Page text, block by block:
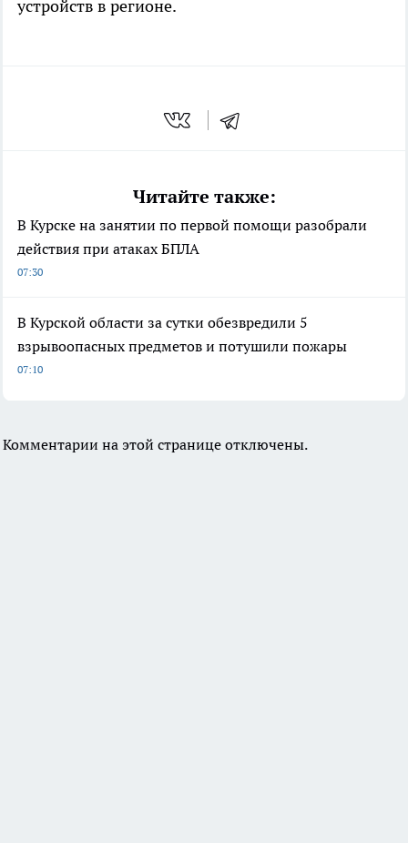
устройств в регионе.
Читайте также:
В Курске на занятии по первой помощи разобрали
действия при атаках БПЛА
07:30
В Курской области за сутки обезвредили 5
взрывоопасных предметов и потушили пожары
07:10
Комментарии на этой странице отключены.